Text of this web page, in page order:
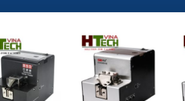
Add to
wishlist